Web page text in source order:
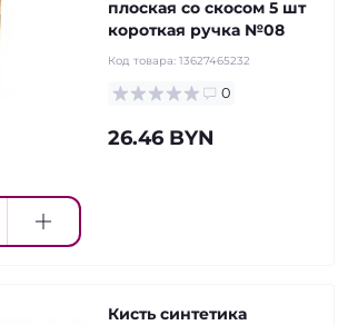
плоская со скосом 5 шт
короткая ручка №08
Код товара: 13627465232
0
26.46 BYN
Кисть синтетика